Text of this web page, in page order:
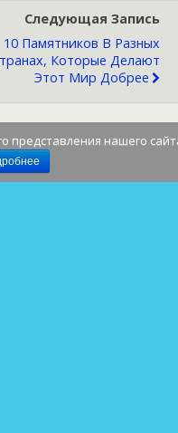
Следующая Запись
10 Памятников В Разных
Которые Делают
Этот Мир Добрее
представления нашего